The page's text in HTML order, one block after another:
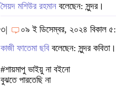
সৈয়দ মশিউর রহমান বলেছেন: সুন্দর।
৩|
০৯ ই ডিসেম্বর, ২০২৪ বিকাল
কাজী ফাতেমা ছবি বলেছেন: সুন্দর কবিতা।
#শায়মাপু ভাইয়ু না বইনো
বুঝতে পারতেছি না